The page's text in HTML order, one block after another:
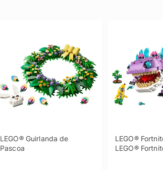
LEGO® Guirlanda de
Pascoa
LEGO®
LEGO®